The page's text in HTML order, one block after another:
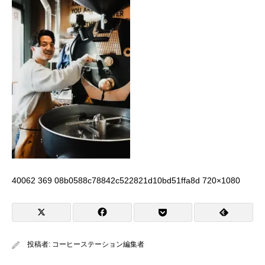
40062 369 08b0588c78842c522821d10bd51ffa8d 720×1080
投稿者: コーヒーステーション編集者